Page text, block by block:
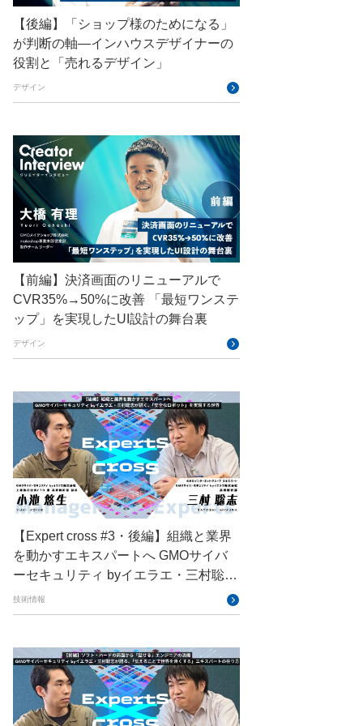
GMO Flatt Security
GMO GPUクラウド
GMO Hacking Night
GMOアドパートナーズ
GMOアドマーケティング
GMOインターネット
GMOインターネットグループ
GMOインターネットグループ陸上部
GMOグローバルサイン
GMOコネクト
GMOサイバーセキュリティ byイエラエ
GMOブランドセキュリティ
GMOペイメントゲートウェイ
GMOペパボ GMOメイクショップ
GMOメディア GMOロボッツ
Go GPUクラウド GTB
Hack-1グランプリ IETF
Java JJUG JSAI2026
K8s Kaigi on Rails
【後編】「ショップ様のためになる」
が判断の軸―インハウスデザイナーの
役割と「売れるデザイン」
デザイン
【前編】決済画面のリニューアルで
CVR35%→50%に改善 「最短ワンステ
ップ」を実現したUI設計の舞台裏
デザイン
【Expert cross #3・後編】組織と業界
を動かすエキスパートへ GMOサイバ
ーセキュリティ byイエラエ・三村聡志
が描く、「安全なロボット」を実現す
る世界
技術情報